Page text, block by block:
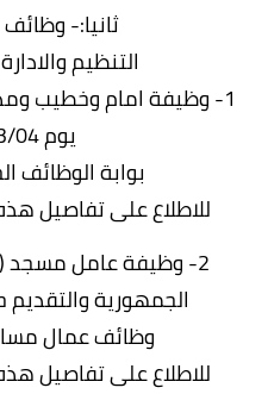
ثانيا:-
التنظيم
1- وظيفة امام وخطيب
يوم 2023/03/04
بوابة الوظائف
للاطلاع على تفاصيل
2- وظيفة عامل مسجد
الجمهورية والتقديم حتى
وظائف عمال
للاطلاع على تفاصيل